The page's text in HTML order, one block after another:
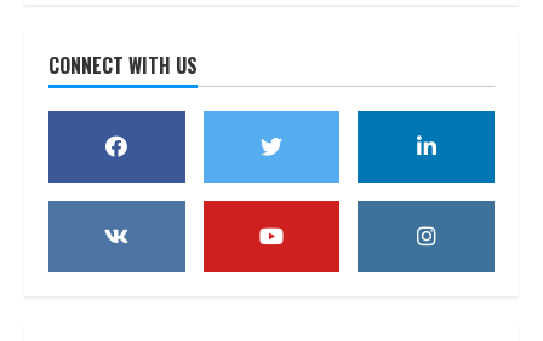
CONNECT WITH US